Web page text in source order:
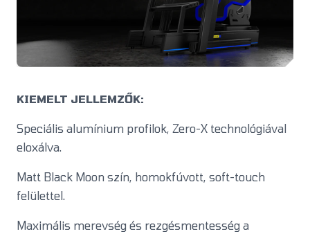
KIEMELT JELLEMZŐK:
Speciális alumínium profilok, Zero-X technológiával
eloxálva.
Matt Black Moon szín, homokfúvott, soft-touch
felülettel.
Maximális merevség és rezgésmentesség a